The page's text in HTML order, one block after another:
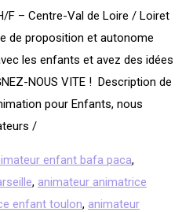
F – Centre-Val de Loire / Loiret
de proposition et autonome
les enfants et avez des idées
NOUS VITE ! Description de
pour Enfants, nous
/
enfant bafa paca,
, animateur animatrice
enfant toulon, animateur